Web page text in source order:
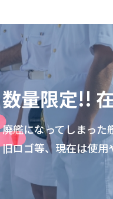
数量限定!!
廃艦になってしまっ
旧ロゴ等、現在は使